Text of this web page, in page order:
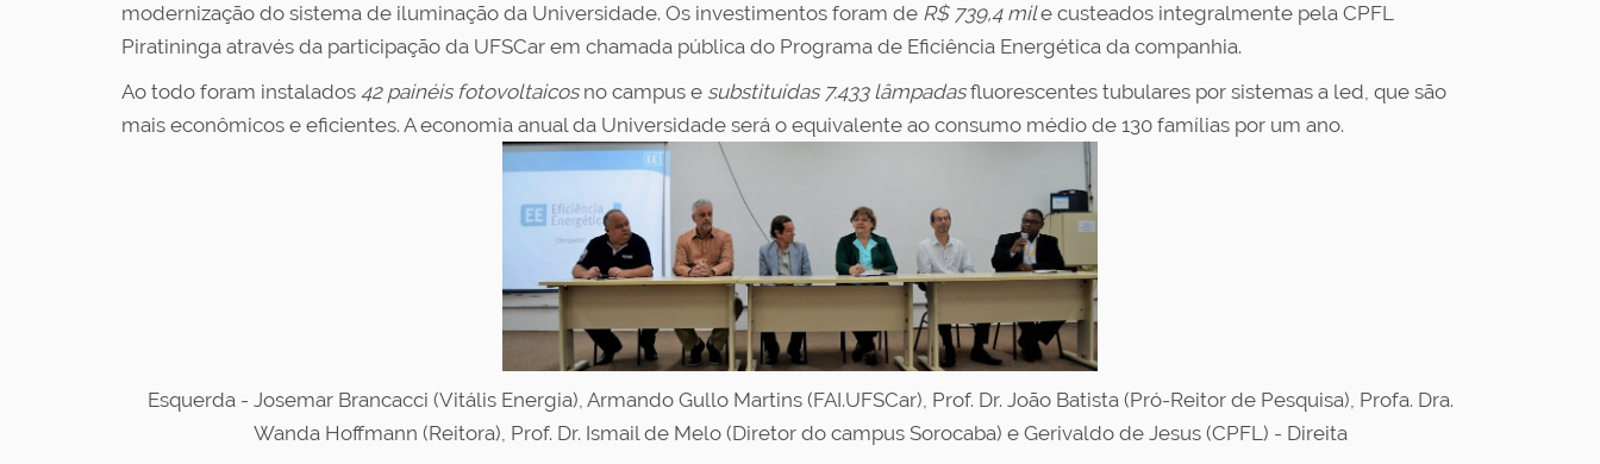
modernização do sistema de iluminação da Universidade. Os investimentos foram de R$ 739,4 mile custeados integralmente pela CPFL
Piratininga através da participação da UFSCar em chamada pública do Programa de Eficiência Energética da companhia.
Ao todo foram instalados 42 painéis fotovoltaicosno campus e substituídas 7.433 lâmpadasfluorescentes tubulares por sistemas a led, que são
mais econômicos e eficientes. A economia anual da Universidade será o equivalente ao consumo médio de 130 famílias por um ano.
Esquerda - Josemar Brancacci (Vitális Energia), Armando Gullo Martins (FAI.UFSCar), Prof. Dr. João Batista (Pró-Reitor de Pesquisa), Profa. Dra.
Wanda Hoffmann (Reitora), Prof. Dr. Ismail de Melo (Diretor do campus Sorocaba) e Gerivaldo de Jesus (CPFL) - Direita